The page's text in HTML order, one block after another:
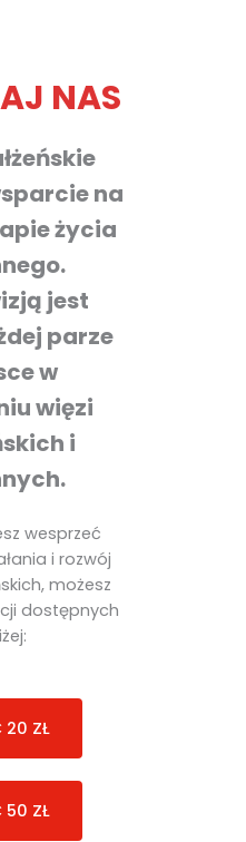
NAS
na
życia
jest
parze
w
więzi
i
wesprzeć
i rozwój
możesz
dostępnych
20 ZŁ
50 ZŁ